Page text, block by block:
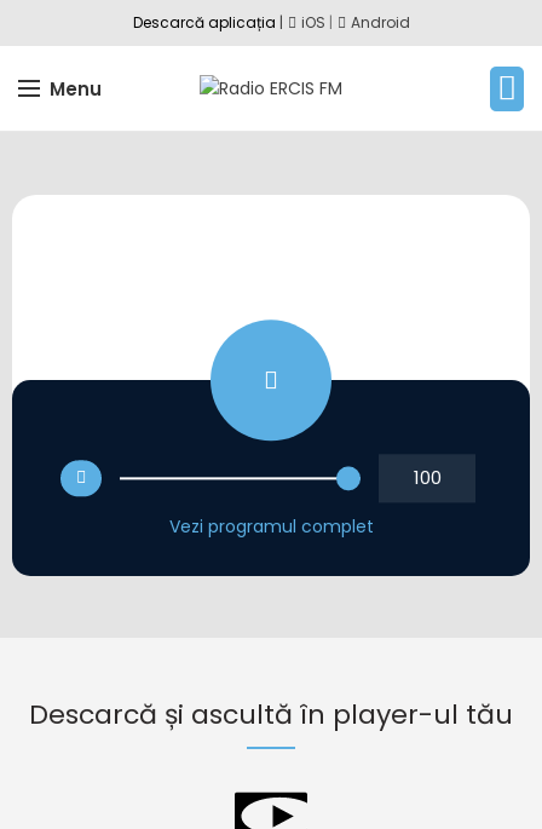
Descarcă aplicația | iOS | Android
Menu
100
Vezi programul complet
Descarcă și ascultă în player-ul tău